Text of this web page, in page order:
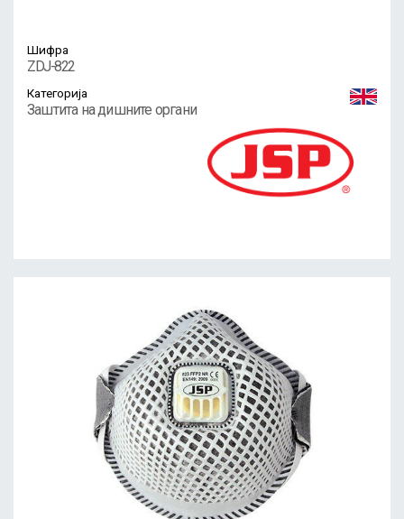
Шифра
ZDJ-822
Категорија
Заштита на дишните органи